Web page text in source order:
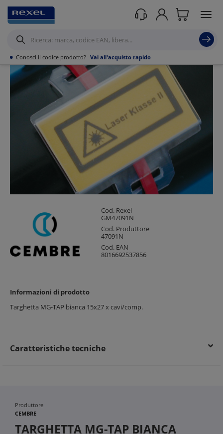
• Conosci il codice prodotto? Vai all'acquisto rapido
Prodotti /Utensili Attrezzature di Protezione e Sicurezza/Segnalazioni di
Sicurezza/
Cod. Rexel
GM47091N
Cod. Produttore
47091N
Cod. EAN
8016692537856
Informazioni di prodotto
Targhetta MG-TAP bianca 15x27 x cavi/comp.
Caratteristiche tecniche
Produttore
CEMBRE
TARGHETTA MG-TAP BIANCA